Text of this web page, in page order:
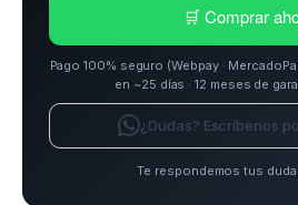
🛒 Comprar
Pago 100% seguro (Webpay ·
en ~25 días · 12 meses de
¿Dudas? Escríbenos
Te respondemos tus